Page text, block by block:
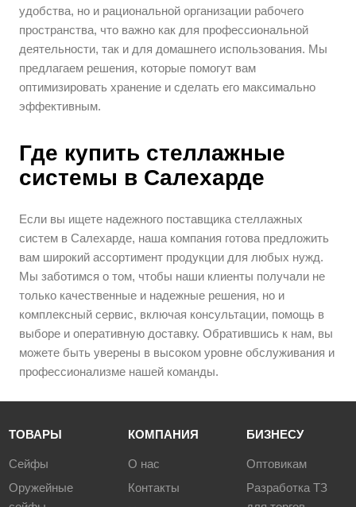
удобства, но и рациональной организации рабочего
пространства, что важно как для профессиональной
деятельности, так и для домашнего использования. Мы
предлагаем решения, которые помогут вам
оптимизировать хранение и сделать его максимально
эффективным.
Где купить стеллажные
системы в Салехарде
Если вы ищете надежного поставщика стеллажных
систем в Салехарде, наша компания готова предложить
вам широкий ассортимент продукции для любых нужд.
Мы заботимся о том, чтобы наши клиенты получали не
только качественные и надежные решения, но и
комплексный сервис, включая консультации, помощь в
выборе и оперативную доставку. Обратившись к нам, вы
можете быть уверены в высоком уровне обслуживания и
профессионализме нашей команды.
ТОВАРЫ
Сейфы
Оружейные
КОМПАНИЯ
О нас
Контакты
БИЗНЕСУ
Оптовикам
Разработка ТЗ